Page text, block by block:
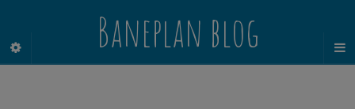
Baneplan blog